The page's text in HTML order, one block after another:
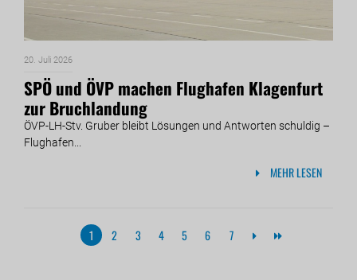
20. Juli 2026
SPÖ und ÖVP machen Flughafen Klagenfurt
zur Bruchlandung
ÖVP-LH-Stv. Gruber bleibt Lösungen und Antworten schuldig –
Flughafen...
MEHR LESEN
1 2 3 4 5 6 7